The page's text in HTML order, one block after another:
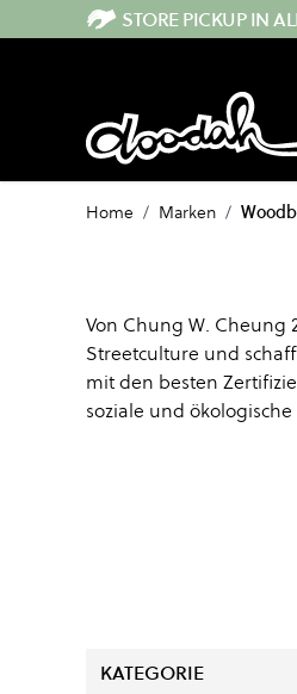
Direkt zum InhaltSTORE PICKUP IN
Home / Marken /
Von Chung W.
Streetculture und
mit den besten
soziale und
KATEGORIE